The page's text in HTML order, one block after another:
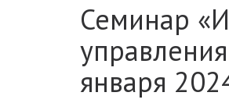
Семинар
января